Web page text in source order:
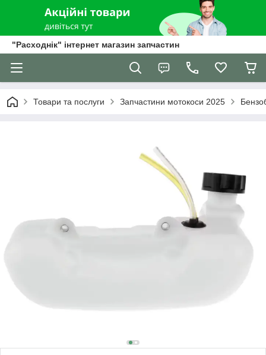
"Расходнік" інтернет магазин запчастин
Товари та послуги Запчастини мотокоси 2025